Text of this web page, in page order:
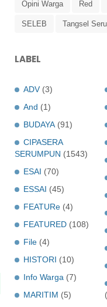
Opini Warga Red
SELEB Tangsel
LABEL
ADV (3)
And (1)
BUDAYA (91)
CIPASERA
SERUMPUN (1543)
ESAI (70)
ESSAI (45)
FEATURe (4)
FEATURED (108)
File (4)
HISTORI (10)
Info Warga (7)
MARITIM (5)